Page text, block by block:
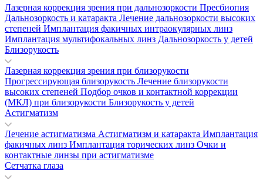
Лазерная коррекция зрения при дальнозоркости Пресбиопия
Дальнозоркость и катаракта Лечение дальнозоркости высоких
степеней Имплантация факичных интраокулярных линз
Имплантация мультифокальных линз Дальнозоркость у детей
Близорукость
Лазерная коррекция зрения при близорукости
Прогрессирующая близорукость Лечение близорукости
высоких степеней Подбор очков и контактной коррекции
(МКЛ) при близорукости Близорукость у детей
Астигматизм
Лечение астигматизма Астигматизм и катаракта Имплантация
факичных линз Имплантация торических линз Очки и
контактные линзы при астигматизме
Сетчатка глаза